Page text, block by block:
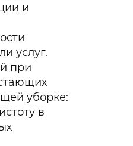
и
услуг.
при
уборке:
в